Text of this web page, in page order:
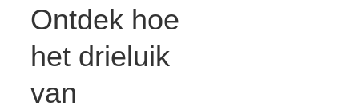
Ontdek hoe
het drieluik
van